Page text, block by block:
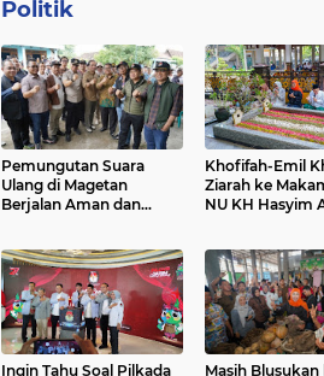
Politik
Pemungutan Suara
Ulang di Magetan
Berjalan Aman dan
Khofifah-Emil
Ziarah ke
NU KH Hasyim
Ingin Tahu Soal Pilkada
Masih Blusukan